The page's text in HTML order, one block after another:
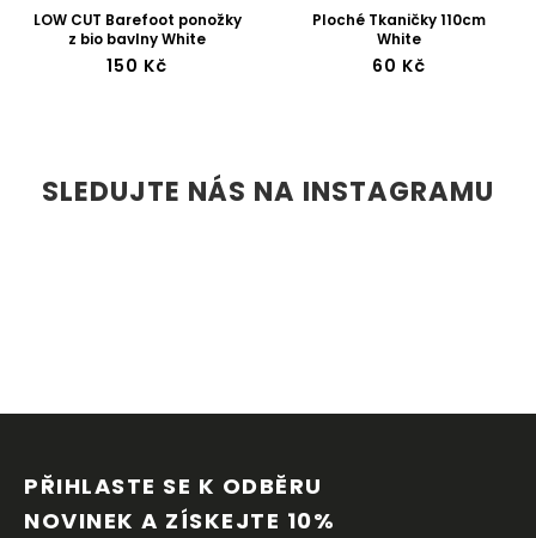
LOW CUT Barefoot ponožky
z bio bavlny White
150 Kč
Ploché Tkaničky 110cm
White
60 Kč
SLEDUJTE NÁS NA INSTAGRAMU
PŘIHLASTE SE K ODBĚRU
NOVINEK A ZÍSKEJTE 10%